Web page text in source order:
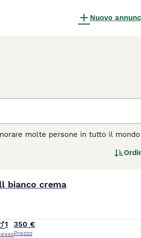
Nuovo
molte persone in tutto il
il che significa che tendono
gatto.
bianco crema
1 350 €
Prezzo